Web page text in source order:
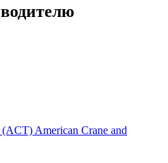
American Crane and